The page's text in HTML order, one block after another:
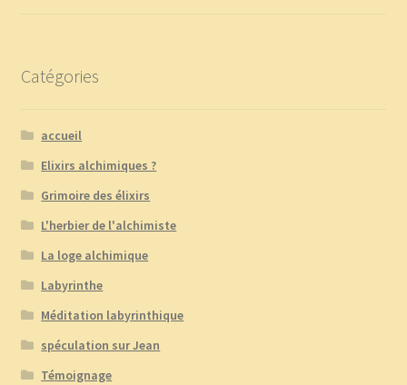
Catégories
accueil
Elixirs alchimiques ?
Grimoire des élixirs
L'herbier de l'alchimiste
La loge alchimique
Labyrinthe
Méditation labyrinthique
spéculation sur Jean
Témoignage